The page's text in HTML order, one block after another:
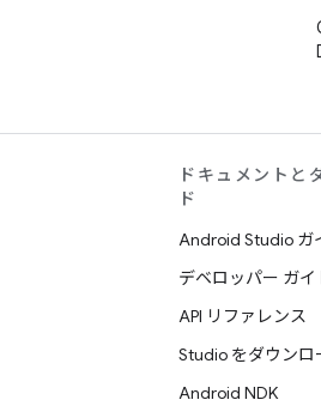
ドキュメントと
ド
Android Studio ガ
デベロッパー ガイ
API リファレンス
Studio をダウンロ
Android NDK